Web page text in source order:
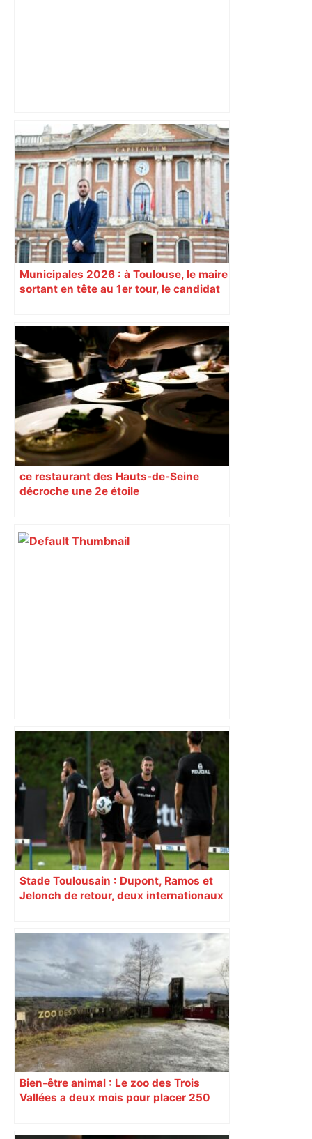
"C’est l’une des plus fortes
fréquentations du circuit" : Toulouse
est-elle la capitale du poker amateur –
ladepeche.fr
Municipales 2026 : à Toulouse, le maire
sortant en tête au 1er tour, le candidat
ce restaurant des Hauts-de-Seine
décroche une 2e étoile
Après la fusion avec la liste PS
Toulouse, le candidat LFI salue "une
dynamique qui nous oblige à la
responsabilité" – Franceinfo
Stade Toulousain : Dupont, Ramos et
Jelonch de retour, deux internationaux
Bien-être animal : Le zoo des Trois
Vallées a deux mois pour placer 250